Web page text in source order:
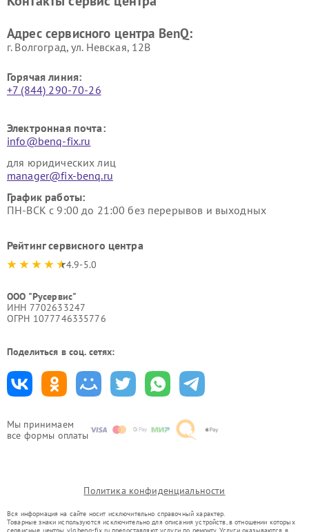
Мы принимаем
все формы оплаты
Адрес сервисного центра BenQ:
г. Волгоград, ул. Невская, 12В
Горячая линия:
+7 (844) 290-70-26
Электронная почта:
info@benq-fix.ru
для юридических лиц
manager@fix-benq.ru
График работы:
ПН-ВСК с 9:00 до 21:00 без перерывов и выходных
Рейтинг сервисного центра
4.9-5.0
ООО "Русервис"
ИНН 7702633247
ОГРН 1077746335776
Поделиться в соц. сетях:
Политика конфиденциальности
Вся информация на сайте носит исключительно справочный характер.
Товарные знаки используются исключительно для описания устройств, в отношении которых